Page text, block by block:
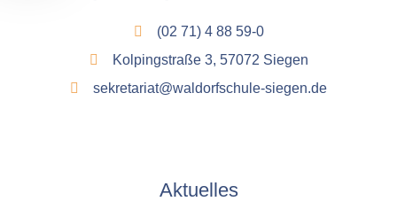
(02 71) 4 88 59-0
Kolpingstraße 3, 57072 Siegen
sekretariat@waldorfschule-siegen.de
Aktuelles